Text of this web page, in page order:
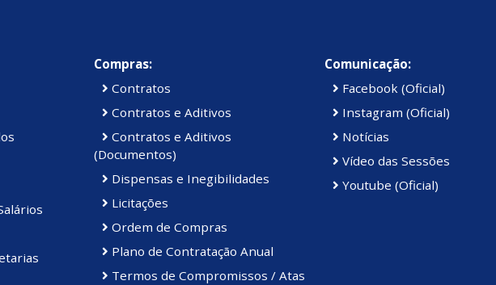
Compras:
Contratos
Contratos e Aditivos
Contratos e Aditivos
(Documentos)
Dispensas e Inegibilidades
Licitações
Ordem de Compras
Plano de Contratação Anual
Termos de Compromissos / Atas
Comunicação:
Facebook (Oficial)
Instagram (Oficial)
Notícias
Vídeo das Sessões
Youtube (Oficial)